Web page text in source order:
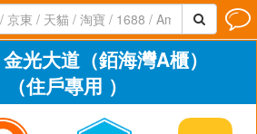
 
光大道（銆海灣A櫃）
（住戶專用 ）